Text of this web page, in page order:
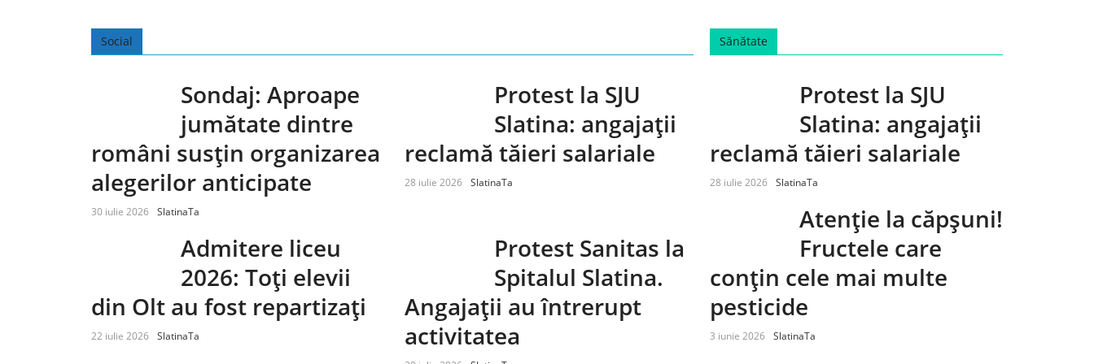
Social
Sondaj: Aproape
jumătate dintre
români susțin organizarea
alegerilor anticipate
30 iulie 2026 SlatinaTa
Protest la SJU
Slatina: angajații
reclamă tăieri salariale
28 iulie 2026 SlatinaTa
Admitere liceu
2026: Toți elevii
din Olt au fost repartizați
22 iulie 2026 SlatinaTa
Protest Sanitas la
Spitalul Slatina.
Angajații au întrerupt
activitatea
Sănătate
Protest la SJU
Slatina: angajații
reclamă tăieri salariale
28 iulie 2026 SlatinaTa
Atenție la căpșuni!
Fructele care
conțin cele mai multe
pesticide
3 iunie 2026 SlatinaTa